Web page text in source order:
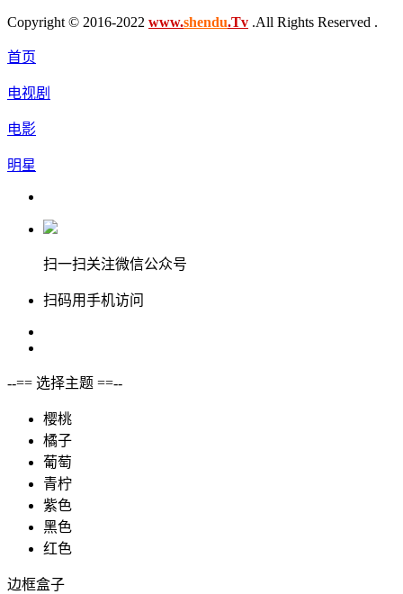
Copyright © 2016-2022 www.shendu.Tv .All Rights Reserved .
首页
电视剧
电影
明星
扫一扫关注微信公众号
扫码用手机访问
--== 选择主题 ==--
樱桃
橘子
葡萄
青柠
紫色
黑色
红色
边框盒子